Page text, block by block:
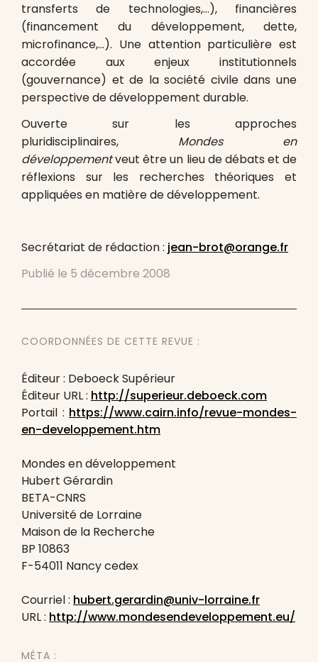
transferts de technologies,…), financières
(financement du développement, dette,
microfinance,…). Une attention particulière est
accordée aux enjeux institutionnels
(gouvernance) et de la société civile dans une
perspective de développement durable.
Ouverte sur les approches
pluridisciplinaires, Mondes en
développementveut être un lieu de débats et de
réflexions sur les recherches théoriques et
appliquées en matière de développement.
Secrétariat de rédaction : jean-brot@orange.fr
Publié le 5 décembre 2008
COORDONNÉES DE CETTE REVUE :
Éditeur : Deboeck Supérieur
Éditeur URL : http://superieur.deboeck.com
Portail : https://www.cairn.info/revue-mondes-
en-developpement.htm
Mondes en développement
Hubert Gérardin
BETA-CNRS
Université de Lorraine
Maison de la Recherche
BP 10863
F-54011 Nancy cedex
Courriel : hubert.gerardin@univ-lorraine.fr
URL : http://www.mondesendeveloppement.eu/
MÉTA :